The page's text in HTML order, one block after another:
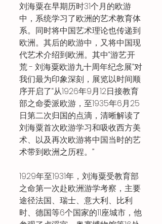
刘海粟在早期历时31个月的欧游
中，系统学习了欧洲的艺术教育体
系。同时将中国艺术理论也传递到
欧洲。其后的欧游中，又将中国现
代艺术介绍到欧洲。其中“游艺·开
荒 - 刘海粟欧游九十周年纪念展”对
我们最为印象深刻，展览以时间顺
序开启了“从1926年9月12日接教育
部之命委派欧游，至1935年6月25
日第二次归国的点滴，清晰解读了
刘海粟首次欧游学习和吸收西方美
术、以及再次欧游将中国当时的艺
术带到欧洲之历程。”
1929年至1931年，刘海粟受教育部
之命第一次赴欧洲游学考察，主要
途径法国、瑞士、意大利、比利
时、德国等6个国家的11座城市，他